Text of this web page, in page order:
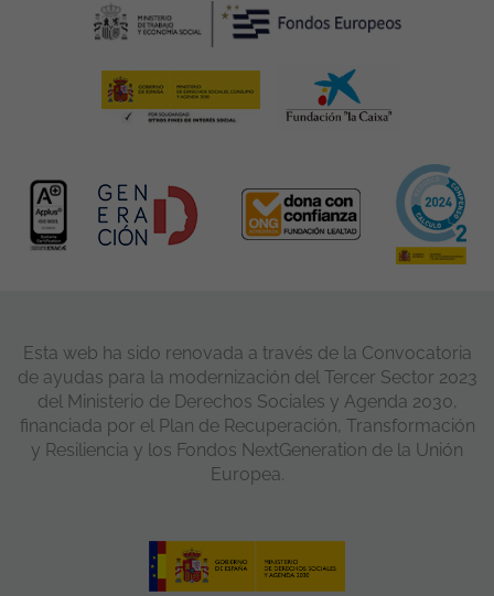
Esta web ha sido renovada a través de la Convocatoria
de ayudas para la modernización del Tercer Sector 2023
del Ministerio de Derechos Sociales y Agenda 2030,
financiada por el Plan de Recuperación, Transformación
y Resiliencia y los Fondos NextGeneration de la Unión
Europea.